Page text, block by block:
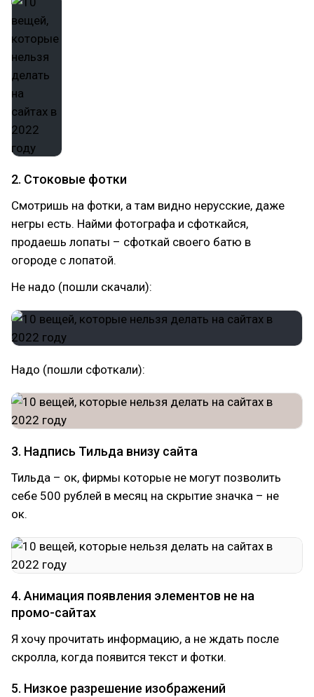
2. Стоковые фотки
Смотришь на фотки, а там видно нерусские, даже
негры есть. Найми фотографа и сфоткайся,
продаешь лопаты – сфоткай своего батю в
огороде с лопатой.
Не надо (пошли скачали):
Надо (пошли сфоткали):
3. Надпись Тильда внизу сайта
Тильда – ок, фирмы которые не могут позволить
себе 500 рублей в месяц на скрытие значка – не
ок.
4. Анимация появления элементов не на
промо-сайтах
Я хочу прочитать информацию, а не ждать после
скролла, когда появится текст и фотки.
5. Низкое разрешение изображений